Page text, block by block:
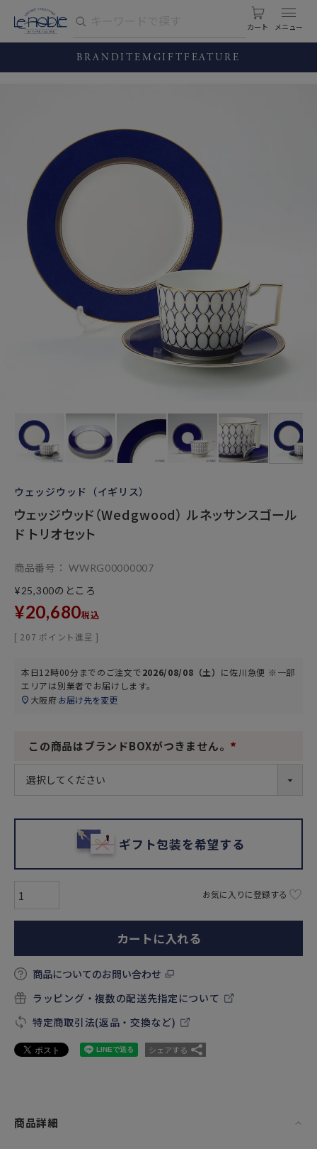
カート
BRANDITEM GIFT FEATURE
ウェッジウッド（イギリス）
ウェッジウッド（Wedgwood） ルネッサンスゴール
ド トリオセット
商品番号
WWRG00000007
¥25,300のところ
¥20,680税込
[ 207 ポイント進呈 ]
本日12時00分までのご注文で2026/08/08（土） に佐川急便 ※一部
エリアは別業者でお届けします。
大阪府お届け先を変更
この商品はブランドBOXがつきません。
ギフト包装を希望する
お気に入りに登録する
カートに入れる
商品についてのお問い合わせ
ラッピング・複数の配送先指定について
特定商取引法(返品・交換など)
シェアする
商品詳細